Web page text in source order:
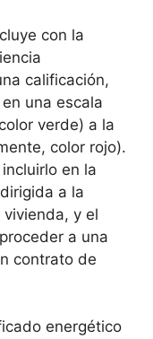
con la
calificación,
una escala
verde) a la
color rojo).
en la
a la
y el
a una
contrato de
energético